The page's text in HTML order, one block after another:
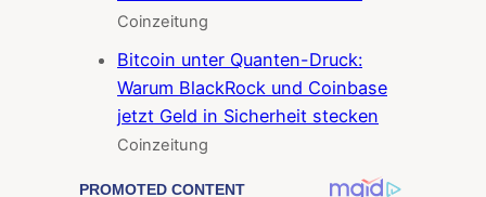
Coinzeitung
Bitcoin unter Quanten-Druck:
Warum BlackRock und Coinbase
jetzt Geld in Sicherheit stecken
Coinzeitung